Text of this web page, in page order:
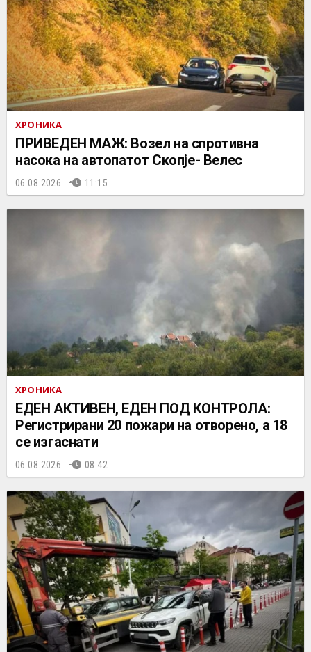
ХРОНИКА
ПРИВЕДЕН МАЖ: Возел на спротивна
насока на автопатот Скопје- Велес
06.08.2026. 11:15
ХРОНИКА
ЕДЕН АКТИВЕН, ЕДЕН ПОД КОНТРОЛА:
Регистрирани 20 пожари на отворено, a 18
се изгаснати
06.08.2026. 08:42